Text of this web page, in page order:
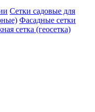
Сетки садовые для
Фасадные сетки
сетка (геосетка)